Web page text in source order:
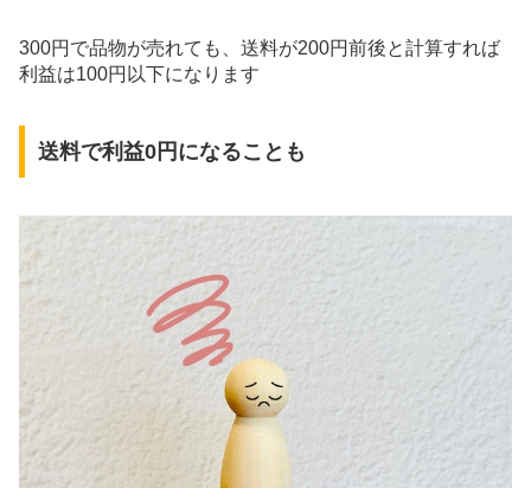
300円で品物が売れても、送料が200円前後と計算すれば
利益は100円以下になります
送料で利益0円になることも